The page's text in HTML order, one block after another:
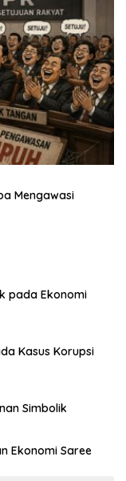
Mengawasi
pada Ekonomi
Kasus Korupsi
Simbolik
Ekonomi Saree